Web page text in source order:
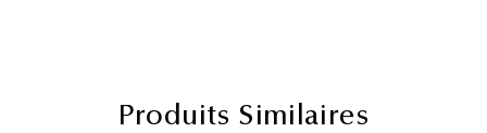
Produits Similaires